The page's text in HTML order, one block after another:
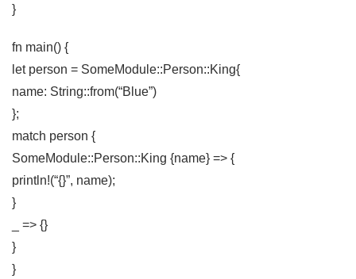
}
fn main() {
let person = SomeModule::Person::King{
name: String::from(“Blue”)
};
match person {
SomeModule::Person::King {name} => {
println!(“{}”, name);
}
_ => {}
}
}